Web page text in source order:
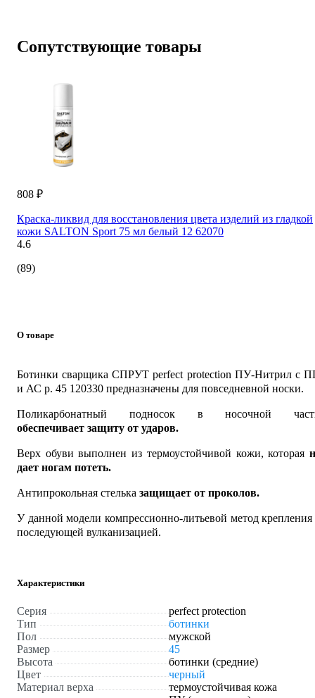
Сопутствующие товары
808 ₽
Краска-ликвид для восстановления цвета изделий из гладкой
кожи SALTON Sport 75 мл белый 12 62070
4.6
(89)
О товаре
Ботинки сварщика СПРУТ perfect protection ПУ-Нитрил с
и АС р. 45 120330 предназначены для повседневной носки.
Поликарбонатный подносок в носочной
обеспечивает защиту от ударов.
Верх обуви выполнен из термоустойчивой кожи, которая
дает ногам потеть.
Антипрокольная стелька защищает от проколов.
У данной модели компрессионно-литьевой метод крепления
последующей вулканизацией.
Характеристики
Серия
perfect protection
Тип
ботинки
Пол
мужской
Размер
45
Высота
ботинки (средние)
Цвет
черный
Материал верха
термоустойчивая кожа